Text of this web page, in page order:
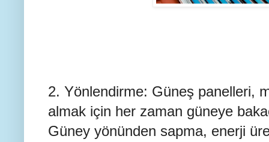
2. Yönlendirme: Güneş panelleri,
almak için her zaman güneye
Güney yönünden sapma, enerji